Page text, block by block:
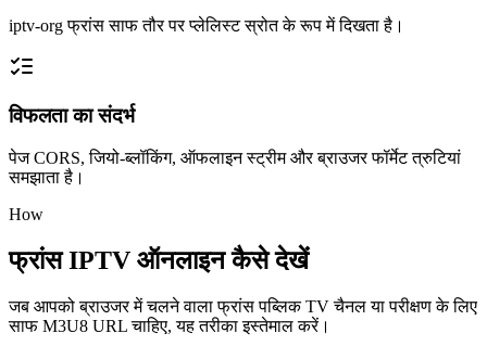
iptv-org फ्रांस साफ तौर पर प्लेलिस्ट स्रोत के रूप में दिखता है।
विफलता का संदर्भ
पेज CORS, जियो-ब्लॉकिंग, ऑफलाइन स्ट्रीम और ब्राउजर फॉर्मेट त्रुटियां
समझाता है।
How
फ्रांस IPTV ऑनलाइन कैसे देखें
जब आपको ब्राउजर में चलने वाला फ्रांस पब्लिक TV चैनल या परीक्षण के लिए
साफ M3U8 URL चाहिए, यह तरीका इस्तेमाल करें।